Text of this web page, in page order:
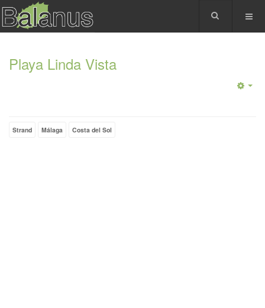
Playa Linda Vista
Strand Málaga Costa del Sol